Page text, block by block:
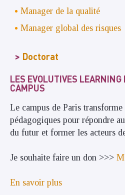
Manager de la qualité
Manager global des risques
Doctorat
LES EVOLUTIVES LEARNING
CAMPUS
Le campus de Paris transforme
pédagogiques pour répondre
du futur et former les acteurs
Je souhaite faire un don >>>
En savoir plus